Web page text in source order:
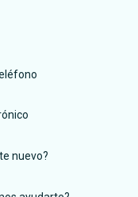
nuevo?